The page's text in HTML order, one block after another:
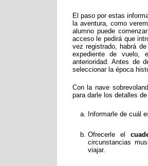
El paso por estas
la aventura, como
alumno puede
acceso le pedirá que
vez registrado, habrá
expediente de vuelo,
anterioridad. Antes de
seleccionar la época
Con la nave
para darle los detalles
Informarle de cuál
Ofrecerle el
circunstancias
viajar.